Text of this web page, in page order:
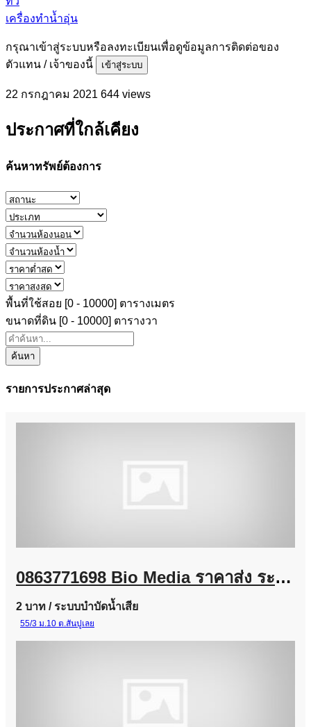
เครื่องทำน้ำอุ่น
กรุณาเข้าสู่ระบบหรือลงทะเบียนเพื่อดูข้อมูลการติดต่อของ
ตัวแทน / เจ้าของนี้
เข้าสู่ระบบ
22 กรกฎาคม 2021 644 views
ประกาศที่ใกล้เคียง
ค้นหาทรัพย์ต้องการ
พื้นที่ใช้สอย [0 - 10000] ตารางเมตร
ขนาดที่ดิน [0 - 10000] ตารางวา
ค้นหา
รายการประกาศล่าสุด
0863771698 Bio Media ราคาส่ง ระบบบำบัดน้ำเสีย โรงงานอุตสาหกรรม และงานโครงการ
2 บาท / ระบบบำบัดน้ำเสีย
55/3 ม.10 ต.สันปูเลย